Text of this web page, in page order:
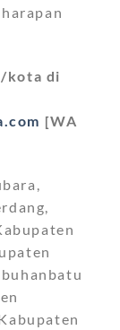
kota di
[WA